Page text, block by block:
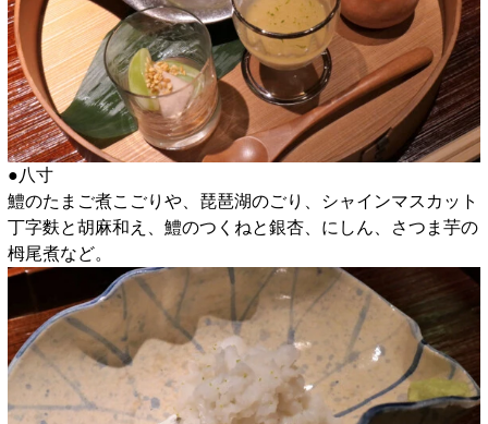
●八寸
鱧のたまご煮こごりや、琵琶湖のごり、シャインマスカット
丁字麩と胡麻和え、鱧のつくねと銀杏、にしん、さつま芋の
栂尾煮など。